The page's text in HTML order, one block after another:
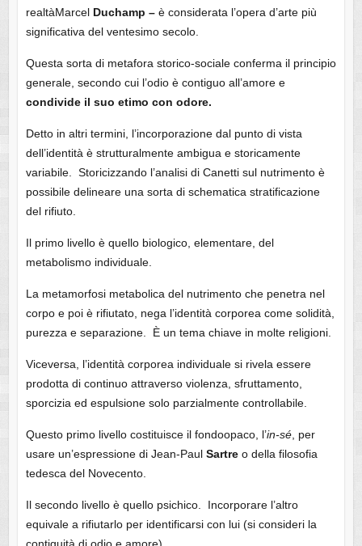
realtàMarcelDuchamp – è considerata l’opera d’arte più
significativa del ventesimo secolo.
Questa sorta di metafora storico-sociale conferma il principio
generale, secondo cui l’odio è contiguo all’amore e
condivide il suo etimo con odore.
Detto in altri termini, l’incorporazione dal punto di vista
dell’identità è strutturalmente ambigua e storicamente
variabile. Storicizzando l’analisi di Canetti sul nutrimento è
possibile delineare una sorta di schematica stratificazione
del rifiuto.
Il primo livello è quello biologico, elementare, del
metabolismo individuale.
La metamorfosi metabolica del nutrimento che penetra nel
corpo e poi è rifiutato, nega l’identità corporea come solidità,
purezza e separazione. È un tema chiave in molte religioni.
Viceversa, l’identità corporea individuale si rivela essere
prodotta di continuo attraverso violenza, sfruttamento,
sporcizia ed espulsione solo parzialmente controllabile.
Questo primo livello costituisce il fondoopaco, l’in-sé, per
usare un’espressione di Jean-Paul Sartreo della filosofia
tedesca del Novecento.
Il secondo livello è quello psichico. Incorporare l’altro
equivale a rifiutarlo per identificarsi con lui (si consideri la
contiguità di odio e amore).